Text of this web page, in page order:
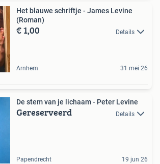
Het blauwe schriftje - James Levine
(Roman)
€ 1,00 Details
Arnhem 31 mei 26
De stem van je lichaam - Peter Levine
Gereserveerd Details
Papendrecht 19 jun 26